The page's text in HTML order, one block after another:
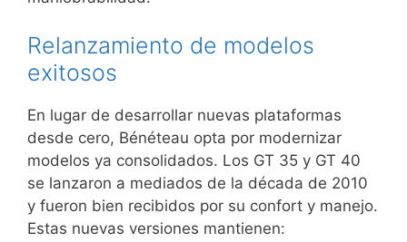
Relanzamiento de modelos
exitosos
En lugar de desarrollar nuevas plataformas
desde cero, Bénéteau opta por modernizar
modelos ya consolidados. Los GT 35 y GT 40
se lanzaron a mediados de la década de 2010
y fueron bien recibidos por su confort y manejo.
Estas nuevas versiones mantienen: